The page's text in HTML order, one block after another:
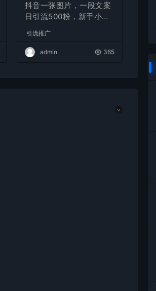
抖音一张图片，一段文案
日引流500粉，新手小
引流推广
admin 365